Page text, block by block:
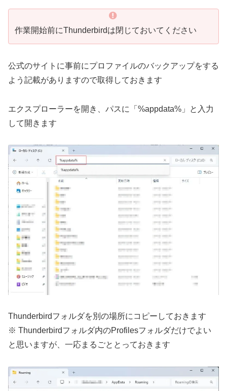
作業開始前にThunderbirdは閉じておいてください
公式のサイトに事前にプロファイルのバックアップをする
よう記載がありますので取得しておきます
エクスプローラーを開き、パスに「%appdata%」と入力
して開きます
Thunderbirdフォルダを別の場所にコピーしておきます
※ Thunderbirdフォルダ内のProfilesフォルダだけでよい
と思いますが、一応まるごととっておきます